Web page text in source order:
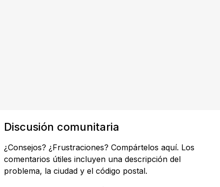
Discusión comunitaria
¿Consejos? ¿Frustraciones? Compártelos aquí. Los
comentarios útiles incluyen una descripción del
problema, la ciudad y el código postal.